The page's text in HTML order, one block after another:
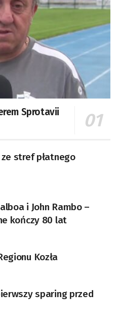
Sprotavii
stref płatnego
i John Rambo –
kończy 80 lat
Kozła
sparing przed